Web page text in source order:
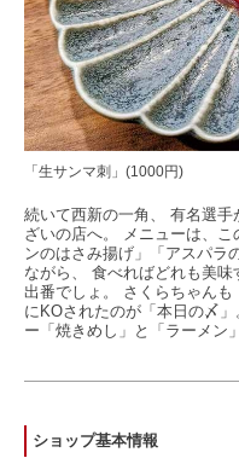
「生サンマ刺」(1000円)
続いて西新の一角、 有名選
ざいの店へ。 メニューは、
ンのはさみ揚げ」「アスパラ
ながら、 食べればどれも美味
出番でしょ。 さくらちゃん
にKOされたのが「本日の〆
ー「焼きめし」と「ラーメン
ショップ基本情報